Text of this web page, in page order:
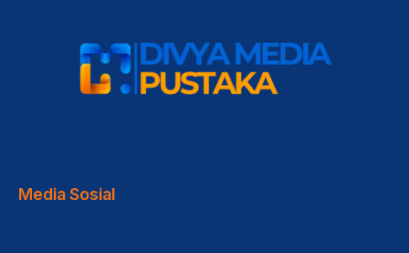
Media Sosial